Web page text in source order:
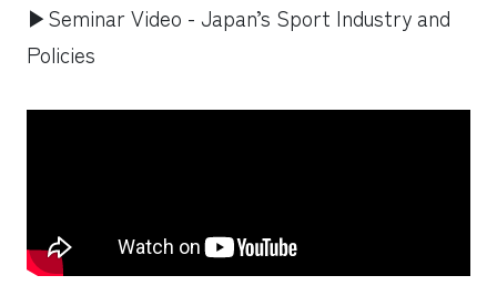
▶︎Seminar Video - Japan’s Sport Industry and
Policies